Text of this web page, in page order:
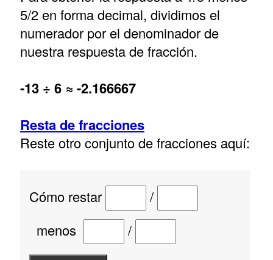
5/2 en forma decimal, dividimos el
numerador por el denominador de
nuestra respuesta de fracción.
-13 ÷ 6 ≈ -2.166667
Resta de fracciones
Reste otro conjunto de fracciones aquí:
Cómo restar
/
menos
/